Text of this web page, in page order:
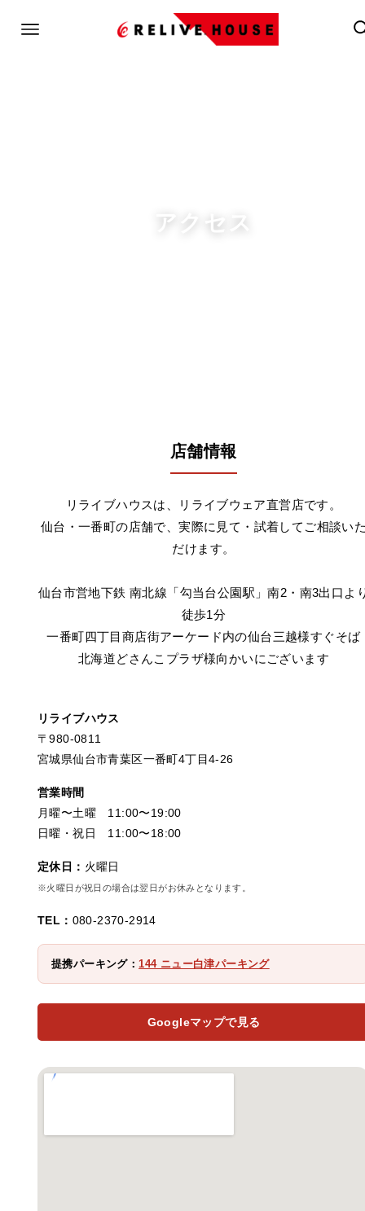
アクセス
店舗情報
リライブハウスは、リライブウェア直営店です。
仙台・一番町の店舗で、実際に見て・試着してご相談い
だけます。
仙台市営地下鉄 南北線「勾当台公園駅」南2・南3出口よ
徒歩1分
一番町四丁目商店街アーケード内の仙台三越様すぐそば
北海道どさんこプラザ様向かいにございます
リライブハウス
〒980-0811
宮城県仙台市青葉区一番町4丁目4-26
営業時間
月曜〜土曜 11:00〜19:00
日曜・祝日 11:00〜18:00
定休日： 火曜日
※火曜日が祝日の場合は翌日がお休みとなります。
TEL： 080-2370-2914
提携パーキング：144 ニュー白津パーキング
Googleマップで見る